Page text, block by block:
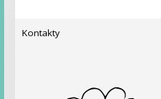
Kontakty